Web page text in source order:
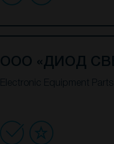
ООО «ДИОД
Electronic Equipment Parts